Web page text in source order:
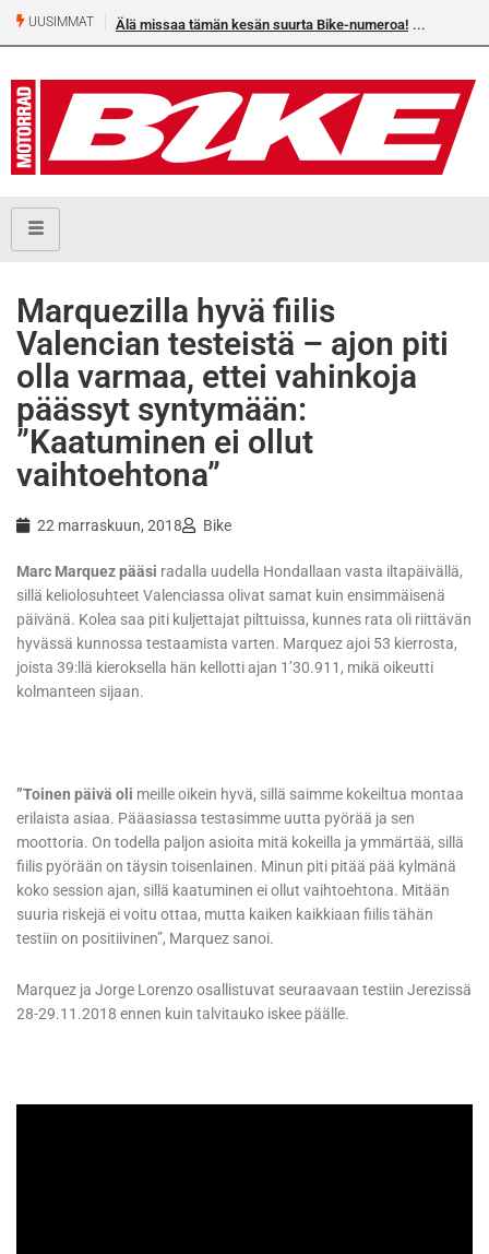
UUSIMMAT Älä missaa tämän kesän suurta Bike-numeroa!
Marquezilla hyvä fiilis
Valencian testeistä – ajon piti
olla varmaa, ettei vahinkoja
päässyt syntymään:
”Kaatuminen ei ollut
vaihtoehtona”
22 marraskuun, 2018 Bike
Marc Marquez pääsi radalla uudella Hondallaan vasta iltapäivällä,
sillä keliolosuhteet Valenciassa olivat samat kuin ensimmäisenä
päivänä. Kolea saa piti kuljettajat pilttuissa, kunnes rata oli riittävän
hyvässä kunnossa testaamista varten. Marquez ajoi 53 kierrosta,
joista 39:llä kieroksella hän kellotti ajan 1’30.911, mikä oikeutti
kolmanteen sijaan.
”Toinen päivä oli meille oikein hyvä, sillä saimme kokeiltua montaa
erilaista asiaa. Pääasiassa testasimme uutta pyörää ja sen
moottoria. On todella paljon asioita mitä kokeilla ja ymmärtää, sillä
fiilis pyörään on täysin toisenlainen. Minun piti pitää pää kylmänä
koko session ajan, sillä kaatuminen ei ollut vaihtoehtona. Mitään
suuria riskejä ei voitu ottaa, mutta kaiken kaikkiaan fiilis tähän
testiin on positiivinen”, Marquez sanoi.
Marquez ja Jorge Lorenzo osallistuvat seuraavaan testiin Jerezissä
28-29.11.2018 ennen kuin talvitauko iskee päälle.